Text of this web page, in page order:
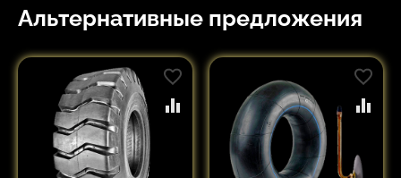
Альтернативные предложения